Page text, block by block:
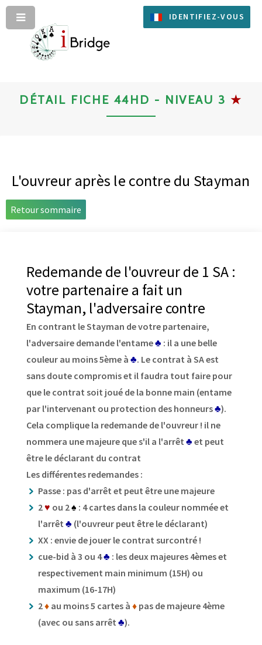
IDENTIFIEZ-VOUS
DÉTAIL FICHE 44HD - NIVEAU 3★
L'ouvreur après le contre du Stayman
Retour sommaire
Redemande de l'ouvreur de 1 SA :
votre partenaire a fait un
Stayman, l'adversaire contre
En contrant le Stayman de votre partenaire,
l'adversaire demande l'entame♣ : il a une belle
couleur au moins 5ème à ♣. Le contrat à SA est
sans doute compromis et il faudra tout faire pour
que le contrat soit joué de la bonne main (entame
par l'intervenant ou protection des honneurs♣).
Cela complique la redemande de l'ouvreur ! il ne
nommera une majeure que s'il a l'arrêt ♣ et peut
être le déclarant du contrat
Les différentes redemandes :
Passe : pas d'arrêt et peut être une majeure
2♥ ou 2♠ : 4 cartes dans la couleur nommée et
l'arrêt ♣ (l'ouvreur peut être le déclarant)
XX : envie de jouer le contrat surcontré !
cue-bid à 3 ou 4♣ : les deux majeures 4èmes et
respectivement main minimum (15H) ou
maximum (16-17H)
2♦au moins 5 cartes à ♦pas de majeure 4ème
(avec ou sans arrêt ♣).